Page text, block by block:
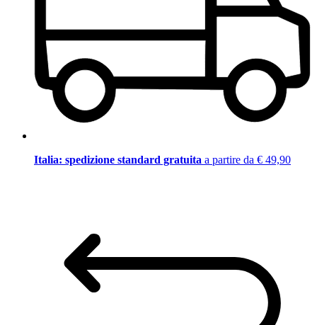
Italia: spedizione standard gratuita a partire da € 49,90